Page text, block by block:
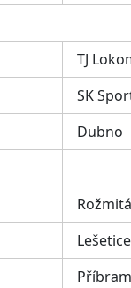
TJ
SK
Dubno
Lešetice
Příbram